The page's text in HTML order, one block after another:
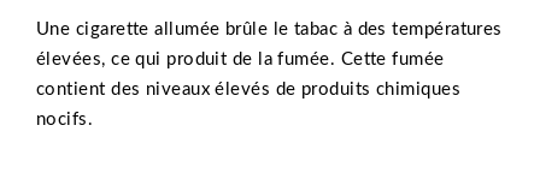
Une cigarette allumée brûle le tabac à des températures
élevées, ce qui produit de la fumée. Cette fumée
contient des niveaux élevés de produits chimiques
nocifs.